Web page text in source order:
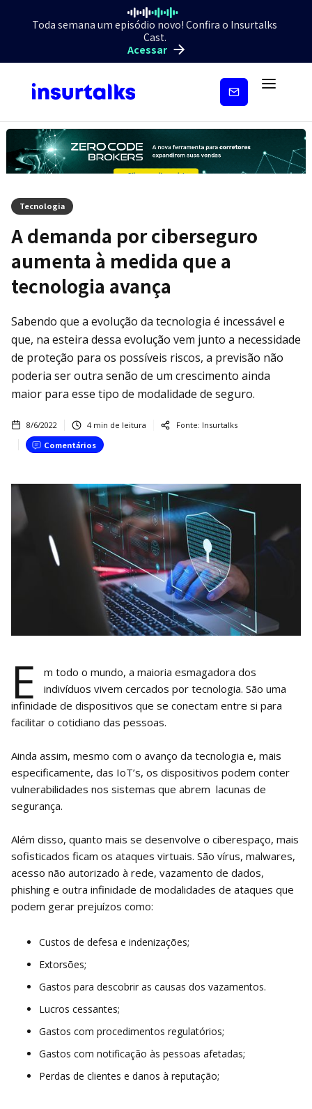
Toda semana um episódio novo! Confira o Insurtalks
Cast.
Acessar
Inscreva-
Tecnologia
A demanda por ciberseguro
aumenta à medida que a
tecnologia avança
Sabendo que a evolução da tecnologia é incessável e
que, na esteira dessa evolução vem junto a necessidade
de proteção para os possíveis riscos, a previsão não
poderia ser outra senão de um crescimento ainda
maior para esse tipo de modalidade de seguro.
8/6/2022 4min de leitura Fonte: Insurtalks
Comentários
E
m todo o mundo, a maioria esmagadora dos
indivíduos vivem cercados por tecnologia. São uma
infinidade de dispositivos que se conectam entre si para
facilitar o cotidiano das pessoas.
Ainda assim, mesmo com o avanço da tecnologia e, mais
especificamente, das IoT’s, os dispositivos podem conter
vulnerabilidades nos sistemas que abrem lacunas de
segurança.
Além disso, quanto mais se desenvolve o ciberespaço, mais
sofisticados ficam os ataques virtuais. São vírus, malwares,
acesso não autorizado à rede, vazamento de dados,
phishing e outra infinidade de modalidades de ataques que
podem gerar prejuízos como:
Custos de defesa e indenizações;
Extorsões;
Gastos para descobrir as causas dos vazamentos.
Lucros cessantes;
Gastos com procedimentos regulatórios;
Gastos com notificação às pessoas afetadas;
Perdas de clientes e danos à reputação;